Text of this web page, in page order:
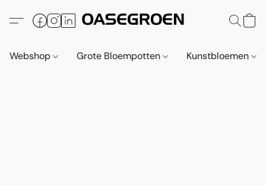
Webshop Grote Bloempotten Kunstbloemen